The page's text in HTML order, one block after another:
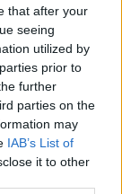
that after your
seeing
utilized by
prior to
further
parties on the
may
IAB’s List of
it to other
ΠΡΟΣΟΧΗ!
ΠΡΟΣΟΧΗ!
η υποβολή